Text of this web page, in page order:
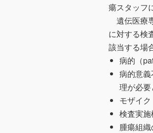
瘍スタッフ
遺伝医療
に対する検
該当する場
病的（
病的意
理が必
モザイ
検査実
腫瘍組